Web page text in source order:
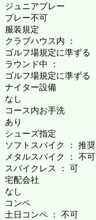
ジュニアプレー
プレー不可
服装規定
クラブハウス内 ：
ゴルフ場規定に準ずる
ラウンド中 ：
ゴルフ場規定に準ずる
ナイター設備
なし
コース内お手洗
あり
シューズ指定
ソフトスパイク ： 推奨
メタルスパイク ： 不可
スパイクレス ： 可
宅配会社
なし
コンペ
土日コンペ ： 不可